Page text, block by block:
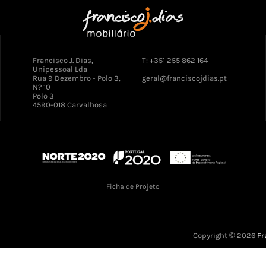
Francisco J. Dias,
Unipessoal Lda
Rua 9 Dezembro - Polo 3,
N? 10
Polo 3
4590-018 Carvalhosa
T: +351 255 862 164
geral@franciscojdias.pt
Ficha de Projeto
Copyright © 2026